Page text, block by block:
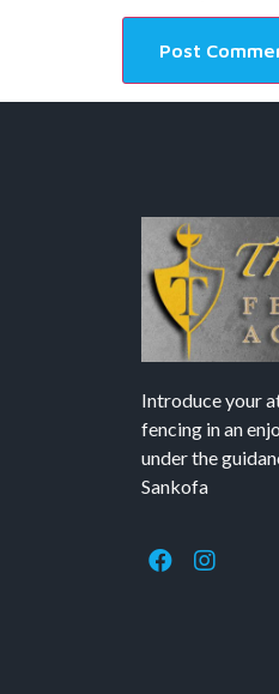
Introduce your
fencing in an
under the
Sankofa